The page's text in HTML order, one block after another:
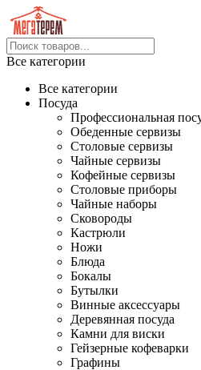
Все категории
Все категории
Посуда
Профессиональная
Обеденные сервизы
Столовые сервизы
Чайные сервизы
Кофейные сервизы
Столовые приборы
Чайные наборы
Сковороды
Кастрюли
Ножи
Блюда
Бокалы
Бутылки
Винные аксессуары
Деревянная посуда
Камни для виски
Гейзерные кофеварки
Графины